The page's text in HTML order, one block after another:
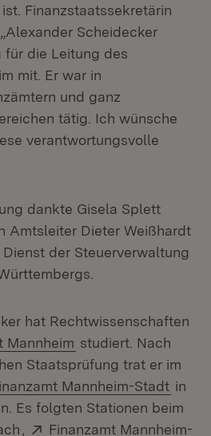
Finanzstaatssekretärin
Scheidecker
für die Leitung des
mit. Er war in
und ganz
tätig. Ich wünsche
verantwortungsvolle
dankte Gisela Splett
Amtsleiter Dieter Weißhardt
der Steuerverwaltung
hat Rechtwissenschaften
Mannheim (Öffnet in neuem
studiert. Nach
Staatsprüfung trat er im
Mannheim-Stadt in
Es folgten Stationen beim
(Öffnet in neuem Fenster)
Extern:
Finanzamt Mannheim-